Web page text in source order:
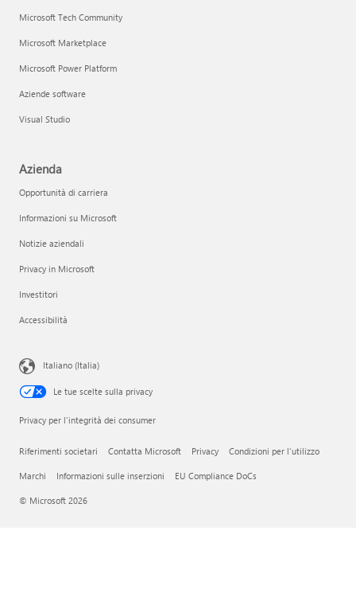
Microsoft Tech Community
Microsoft Marketplace
Microsoft Power Platform
Aziende software
Visual Studio
Azienda
Opportunità di carriera
Informazioni su Microsoft
Notizie aziendali
Privacy in Microsoft
Investitori
Accessibilità
Italiano (Italia)
Le tue scelte sulla privacy
Privacy per l'integrità dei consumer
Riferimenti societari Contatta Microsoft Privacy Condizioni per l'utilizzo
Marchi Informazioni sulle inserzioni EU Compliance DoCs
© Microsoft 2026